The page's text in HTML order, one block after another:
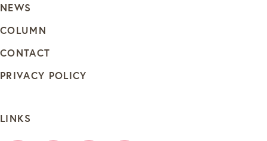
NEWS
COLUMN
CONTACT
PRIVACY POLICY
LINKS